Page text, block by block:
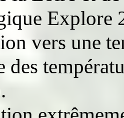
Explore
vers une
des